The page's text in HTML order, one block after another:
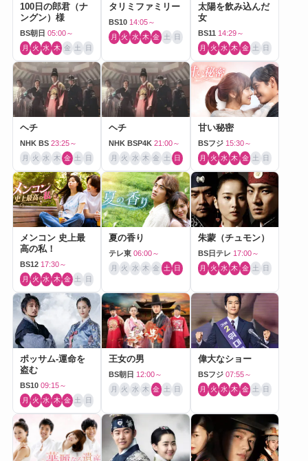
100日の郎君（ナ
ングン）様
BS朝日 05:00～
月 火 水 木 金 土 日
タリミファミリー
BS10 14:05～
月 火 水 木 金 土 日
太陽を飲み込んだ
女
BS11 14:29～
月 火 水 木 金 土 日
ヘチ
NHK BS 23:25～
月 火 水 木 金 土 日
ヘチ
NHK BSP4K 21:00～
月 火 水 木 金 土 日
甘い秘密
BSフジ 15:30～
月 火 水 木 金 土 日
メンコン 史上最
高の私！
BS12 17:30～
月 火 水 木 金 土 日
夏の香り
テレ東 06:00～
月 火 水 木 金 土 日
朱蒙（チュモン）
BS日テレ 17:00～
月 火 水 木 金 土 日
ポッサム-運命を
盗む
BS10 09:15～
月 火 水 木 金 土 日
王女の男
BS朝日 12:00～
月 火 水 木 金 土 日
偉大なショー
BSフジ 07:55～
月 火 水 木 金 土 日